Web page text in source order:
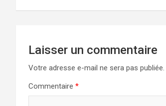
l’article
Laisser un commentaire
Votre adresse e-mail ne sera pas publiée.
Commentaire *